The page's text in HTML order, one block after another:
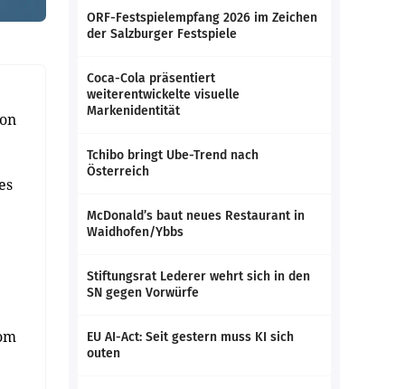
ORF-Festspielempfang 2026 im Zeichen
der Salzburger Festspiele
Coca-Cola präsentiert
weiterentwickelte visuelle
Markenidentität
Tchibo bringt Ube-Trend nach
Österreich
McDonald’s baut neues Restaurant in
Waidhofen/Ybbs
Stiftungsrat Lederer wehrt sich in den
SN gegen Vorwürfe
EU AI-Act: Seit gestern muss KI sich
outen